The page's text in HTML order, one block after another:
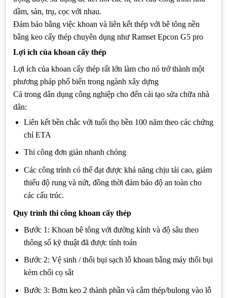
dầm, sàn, trụ, cọc với nhau.
Đảm bảo bằng việc khoan và liên kết thép với bê tông nền
bằng keo cấy thép chuyên dụng như Ramset Epcon G5 pro
Lợi ích của khoan cấy thép
Lợi ích của khoan cấy thép rất lớn làm cho nó trở thành một
phương pháp phổ biến trong ngành xây dựng
Cả trong dân dụng công nghiệp cho đến cải tạo sửa chữa nhà
dân:
Liên kết bền chắc với tuổi thọ bền 100 năm theo các chứng
chỉ ETA
Thi công đơn giản nhanh chóng
Các công trình có thể đạt được khả năng chịu tải cao, giảm
thiểu độ rung và nứt, đồng thời đảm bảo độ an toàn cho
các cấu trúc.
Quy trình thi công khoan cấy thép
Bước 1: Khoan bê tông với đường kính và độ sâu theo
thông số kỹ thuật đã được tính toán
Bước 2: Vệ sinh / thổi bụi sạch lỗ khoan bằng máy thổi bụi
kèm chổi cọ sắt
Bước 3: Bơm keo 2 thành phần và cắm thép/bulong vào lỗ